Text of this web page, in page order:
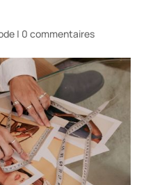
| 0 commentaires